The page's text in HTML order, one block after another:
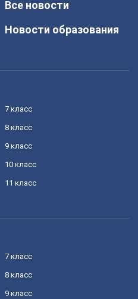
Все новости
Новости образования
7 класс
8 класс
9 класс
10 класс
11 класс
7 класс
8 класс
9 класс